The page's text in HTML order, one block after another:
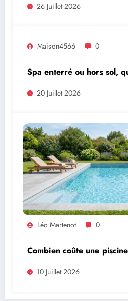
26 Juillet 2026
Maison4566 0
Spa enterré ou hors sol,
20 Juillet 2026
Léo Martenot 0
Combien coûte une
10 Juillet 2026